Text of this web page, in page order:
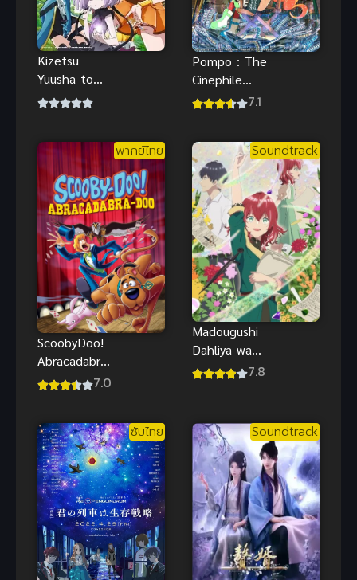
Kizetsu
Yuusha to
Ansatsu
หญิงนักฆ่า
Pompo : The
Cinephile
ปอมโปะ แก๊ง
ฟรีจ้า
7.1
พากย์ไทย
ScoobyDoo!
Abracadabra
Doo (2009)
พากย์ไทย
7.0
Soundtrack
Madougushi
Dahliya wa
Utsumukanai
หน้าสู่วันฟ้าใส
7.8
ซับไทย Soundtrack